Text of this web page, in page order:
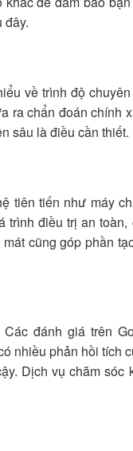
đây.
về trình độ chuyên
ra chẩn đoán chính
sâu là điều cần thiết.
tiên tiến như máy
trình điều trị an toàn,
cũng góp phần
đánh giá trên
nhiều phản hồi tích
Dịch vụ chăm sóc